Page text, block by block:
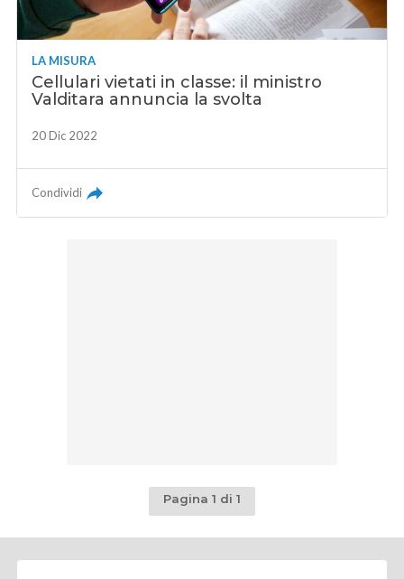
LA MISURA
Cellulari vietati in classe: il ministro
Valditara annuncia la svolta
20 Dic 2022
Condividi
Pagina 1 di 1